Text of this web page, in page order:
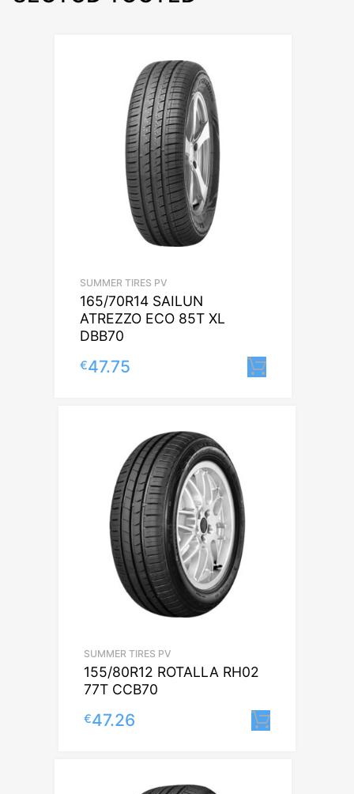
SUMMER TIRES PV
165/70R14 SAILUN
ATREZZO ECO 85T XL
DBB70
€47.75
SUMMER TIRES PV
155/80R12 ROTALLA RH02
77T CCB70
€47.26